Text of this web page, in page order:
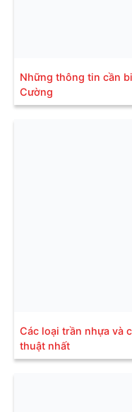
Những thông tin cần
Cường
Các loại trần nhựa và
thuật nhất